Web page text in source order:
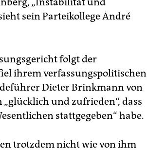
sein Parteikollege André
folgt der
ihrem verfassungspolitischen
Dieter Brinkmann von
und zufrieden“, dass
stattgegeben“ habe.
trotzdem nicht wie von ihm